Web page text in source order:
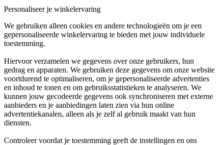
Personaliseer je winkelervaring
We gebruiken alleen cookies en andere technologieën om je een
gepersonaliseerde winkelervaring te bieden met jouw individuele
toestemming.
Hiervoor verzamelen we gegevens over onze gebruikers, hun
gedrag en apparaten. We gebruiken deze gegevens om onze website
voortdurend te optimaliseren, om je gepersonaliseerde advertenties
en inhoud te tonen en om gebruiksstatistieken te analyseren. We
kunnen jouw gecodeerde gegevens ook synchroniseren met externe
aanbieders en je aanbiedingen laten zien via hun online
advertentiekanalen, alleen als je zelf al gebruik maakt van hun
diensten.
Controleer voordat je toestemming geeft de instellingen en ons